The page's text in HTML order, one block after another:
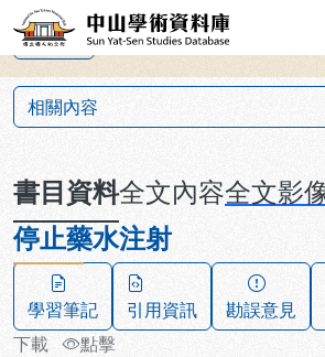
跳到主要內容
中山學術資料庫
上一筆
相關內容
書目資料全文內容全文影
停止藥水注射
學習筆記 引用資訊 勘誤意見
下載
點擊